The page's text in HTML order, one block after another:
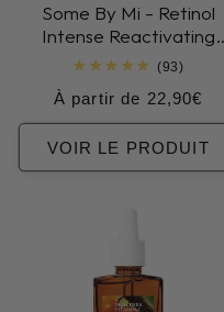
Some By Mi - Retinol
Intense Reactivating
Serum
(93)93
des
Prix
habituel
À partir de 22,90€
VOIR LE PRODUIT